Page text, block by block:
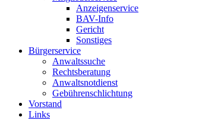
Anzeigenservice
BAV-Info
Gericht
Sonstiges
Bürgerservice
Anwaltssuche
Rechtsberatung
Anwaltsnotdienst
Gebührenschlichtung
Vorstand
Links